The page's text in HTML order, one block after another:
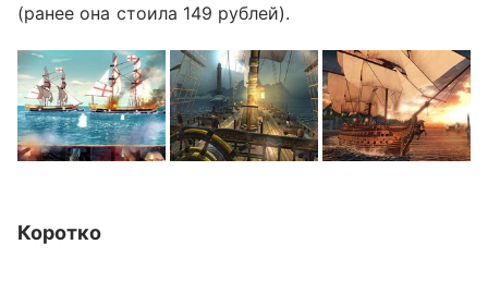
(ранее она стоила 149 рублей).
Коротко